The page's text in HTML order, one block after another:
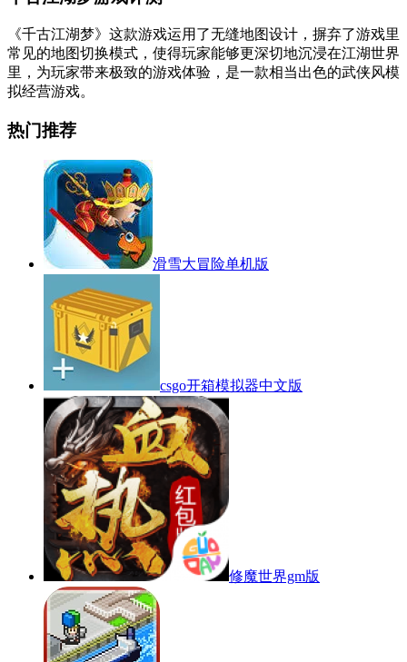
《千古江湖梦》这款游戏运用了无缝地图设计，摒弃了游戏里
常见的地图切换模式，使得玩家能够更深切地沉浸在江湖世界
里，为玩家带来极致的游戏体验，是一款相当出色的武侠风模
拟经营游戏。
热门推荐
滑雪大冒险单机版
csgo开箱模拟器中文版
修魔世界gm版